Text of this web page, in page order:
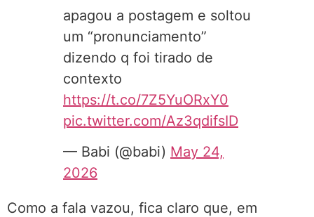
apagou a postagem e soltou
um “pronunciamento”
dizendo q foi tirado de
contexto
https://t.co/7Z5YuORxY0
pic.twitter.com/Az3qdifsID
— Babi (@babi) May 24,
2026
Como a fala vazou, fica claro que, em